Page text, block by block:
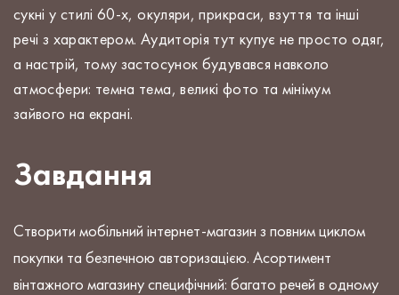
сукні у стилі 60-х, окуляри, прикраси, взуття та інші
речі з характером. Аудиторія тут купує не просто одяг,
а настрій, тому застосунок будувався навколо
атмосфери: темна тема, великі фото та мінімум
зайвого на екрані.
Завдання
Створити мобільний інтернет-магазин з повним циклом
покупки та безпечною авторизацією. Асортимент
вінтажного магазину специфічний: багато речей в одному